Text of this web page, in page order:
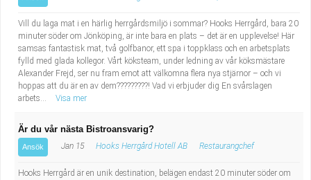
Vill du laga mat i en härlig herrgårdsmiljö i sommar? Hooks Herrgård, bara 20
minuter söder om Jönköping, är inte bara en plats – det är en upplevelse! Här
samsas fantastisk mat, två golfbanor, ett spa i toppklass och en arbetsplats
fylld med glada kollegor. Vårt köksteam, under ledning av vår köksmästare
Alexander Frejd, ser nu fram emot att välkomna flera nya stjärnor – och vi
hoppas att du är en av dem?????????! Vad vi erbjuder dig En svårslagen
arbets...
Visa mer
Är du vår nästa Bistroansvarig?
Ansök Jan 15 Hooks Herrgård Hotell AB Restaurangchef
Hooks Herrgård är en unik destination, belägen endast 20 minuter söder om